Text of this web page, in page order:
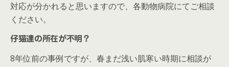
対応が分かれると思いますので、各動物病院にてご相談
ください。
仔猫達の所在が不明？
8年位前の事例ですが、春まだ浅い肌寒い時期に相談が